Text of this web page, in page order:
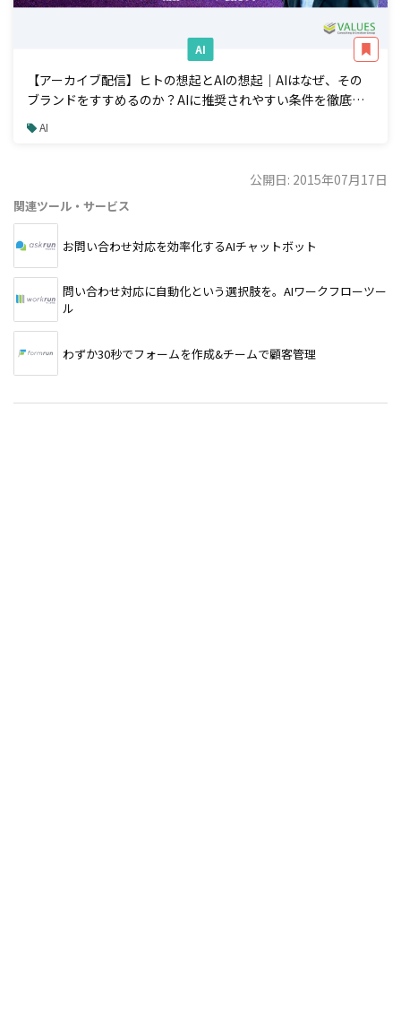
AI
【アーカイブ配信】ヒトの想起とAIの想起｜AIはなぜ、その
ブランドをすすめるのか？AIに推奨されやすい条件を徹底解
説 AI
公開日: 2015年07月17日
関連ツール・サービス
お問い合わせ対応を効率化するAIチャットボット
問い合わせ対応に自動化という選択肢を。AIワークフローツー
ル
わずか30秒でフォームを作成&チームで顧客管理